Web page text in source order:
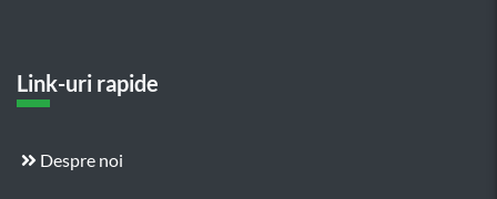
Link-uri rapide
Despre noi